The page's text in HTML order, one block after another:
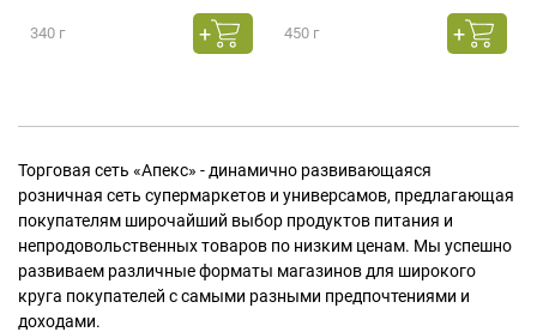
340 г 450 г
Торговая сеть «Апекс» - динамично развивающаяся
розничная сеть супермаркетов и универсамов, предлагающая
покупателям широчайший выбор продуктов питания и
непродовольственных товаров по низким ценам. Мы успешно
развиваем различные форматы магазинов для широкого
круга покупателей с самыми разными предпочтениями и
доходами.